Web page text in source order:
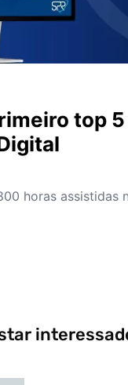
top
horas assistidas